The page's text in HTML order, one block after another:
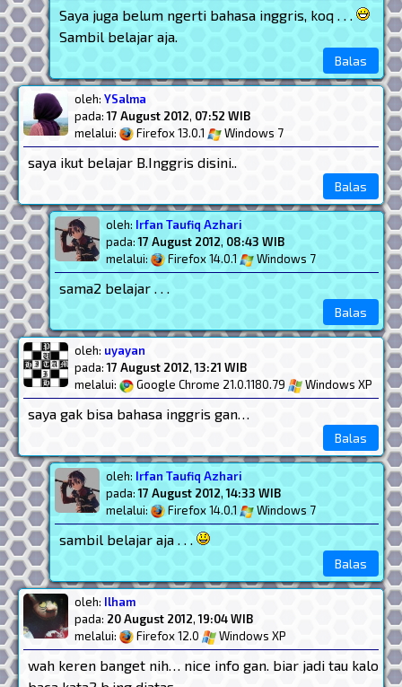
Saya juga belum ngerti bahasa inggris, koq . . .
Sambil belajar aja.
Balas
oleh: YSalma
pada:17 August 2012, 07:52 WIB
melalui:
Firefox 13.0.1 Windows 7
saya ikut belajar B.Inggris disini..
Balas
oleh: Irfan Taufiq Azhari
pada:17 August 2012, 08:43 WIB
melalui:
Firefox 14.0.1 Windows 7
sama2 belajar . . .
Balas
oleh: uyayan
pada:17 August 2012,13:21 WIB
melalui:
Google Chrome 21.0.1180.79 Windows XP
saya gak bisa bahasa inggris gan…
Balas
oleh: Irfan Taufiq Azhari
pada:17 August 2012,14:33 WIB
melalui:
Firefox 14.0.1 Windows 7
sambil belajar aja . . .
Balas
oleh: Ilham
pada: 20 August 2012,19:04 WIB
melalui:
Firefox 12.0 Windows XP
wah keren banget nih… nice info gan. biar jadi tau kalo